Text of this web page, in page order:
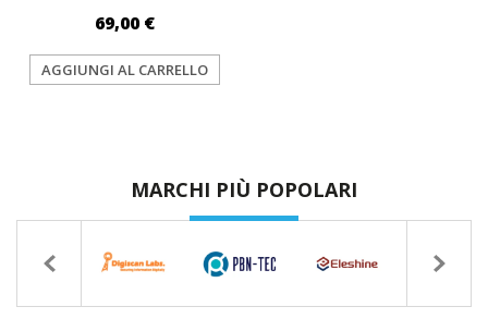
69,00 €
AGGIUNGI AL CARRELLO
MARCHI PIÙ POPOLARI